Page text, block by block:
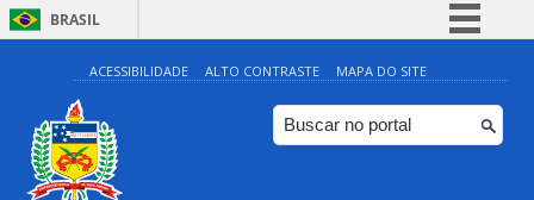
BRASIL
Simplifique!
Comunica BR
Participe
ACESSIBILIDADE ALTO CONTRASTE MAPA DO SITE
0:00